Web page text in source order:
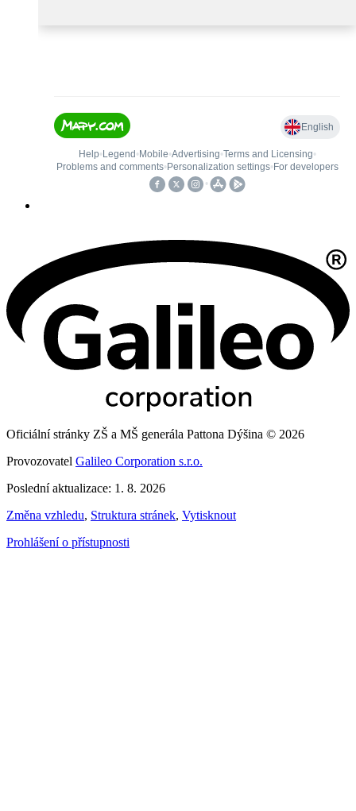
Oficiální stránky ZŠ a MŠ generála Pattona Dýšina © 2026
Provozovatel Galileo Corporation s.r.o.
Poslední aktualizace: 1. 8. 2026
Změna vzhledu, Struktura stránek, Vytisknout
Prohlášení o přístupnosti